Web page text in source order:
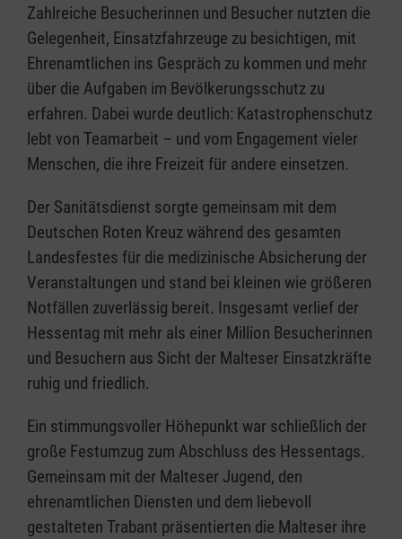
Zahlreiche Besucherinnen und Besucher nutzten die
Gelegenheit, Einsatzfahrzeuge zu besichtigen, mit
Ehrenamtlichen ins Gespräch zu kommen und mehr
über die Aufgaben im Bevölkerungsschutz zu
erfahren. Dabei wurde deutlich: Katastrophenschutz
lebt von Teamarbeit – und vom Engagement vieler
Menschen, die ihre Freizeit für andere einsetzen.
Der Sanitätsdienst sorgte gemeinsam mit dem
Deutschen Roten Kreuz während des gesamten
Landesfestes für die medizinische Absicherung der
Veranstaltungen und stand bei kleinen wie größeren
Notfällen zuverlässig bereit. Insgesamt verlief der
Hessentag mit mehr als einer Million Besucherinnen
und Besuchern aus Sicht der Malteser Einsatzkräfte
ruhig und friedlich.
Ein stimmungsvoller Höhepunkt war schließlich der
große Festumzug zum Abschluss des Hessentags.
Gemeinsam mit der Malteser Jugend, den
ehrenamtlichen Diensten und dem liebevoll
gestalteten Trabant präsentierten die Malteser ihre